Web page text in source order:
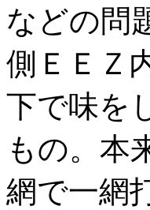
などの問
側ＥＥＺ
下で味を
もの。本
網で一網